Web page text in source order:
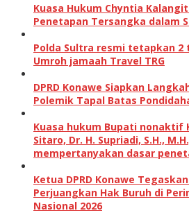
Kuasa Hukum Chyntia
Penetapan Tersangka dalam
Polda Sultra resmi tetapkan 2
Umroh jamaah Travel TRG
DPRD Konawe Siapkan
Polemik Tapal Batas
Kuasa hukum Bupati nonaktif
Sitaro, Dr. H. Supriadi, S.H.,
mempertanyakan dasar
Ketua DPRD Konawe
Perjuangkan Hak Buruh di
Nasional 2026